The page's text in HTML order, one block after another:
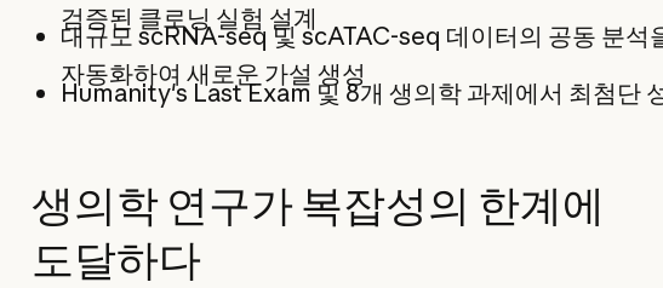
검증된 클로닝 실험 설계
대규모 scRNA-seq 및 scATAC-seq 데이터의 공동 분석
자동화하여 새로운 가설 생성
Humanity's Last Exam 및 8개 생의학 과제에서 최첨단
생의학 연구가 복잡성의 한계에
도달하다